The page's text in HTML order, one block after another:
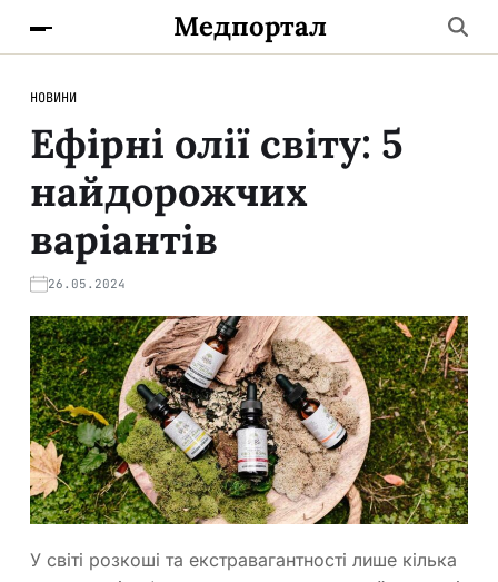
Медпортал
НОВИНИ
Ефірні олії світу: 5
найдорожчих
варіантів
26.05.2024
У світі розкоші та екстравагантності лише кілька